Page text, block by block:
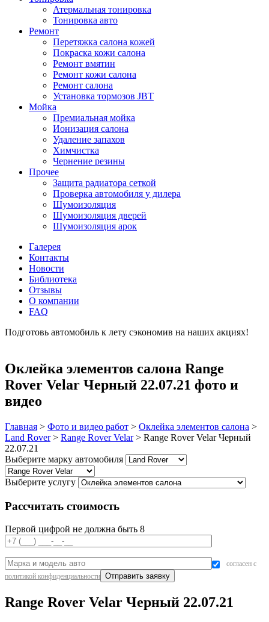
Атермальная тонировка
Тонировка авто
Ремонт
Перетяжка салона кожей
Покраска кожи салона
Ремонт вмятин
Ремонт кожи салона
Ремонт салона
Установка тормозов JBT
Мойка
Премиальная мойка
Ионизация салона
Удаление запахов
Химчистка
Чернение резины
Прочее
Защита радиатора сеткой
Проверка автомобиля у дилера
Шумоизоляция
Шумоизоляция дверей
Шумоизоляция арок
Галерея
Контакты
Новости
Библиотека
Отзывы
О компании
FAQ
Подготовь автомобиль к лету сэкономив на наших акциях!
Оклейка элементов салона Range
Rover Velar Черный 22.07.21 фото и
видео
Главная > Фото и видео работ > Оклейка элементов салона >
Land Rover > Range Rover Velar > Range Rover Velar Черный
22.07.21
Выберите марку автомобиля
Выберите услугу
Рассчитать стоимость
Первой цифрой не должна быть 8
согласен с
политикой конфиденциальности
Range Rover Velar Черный 22.07.21